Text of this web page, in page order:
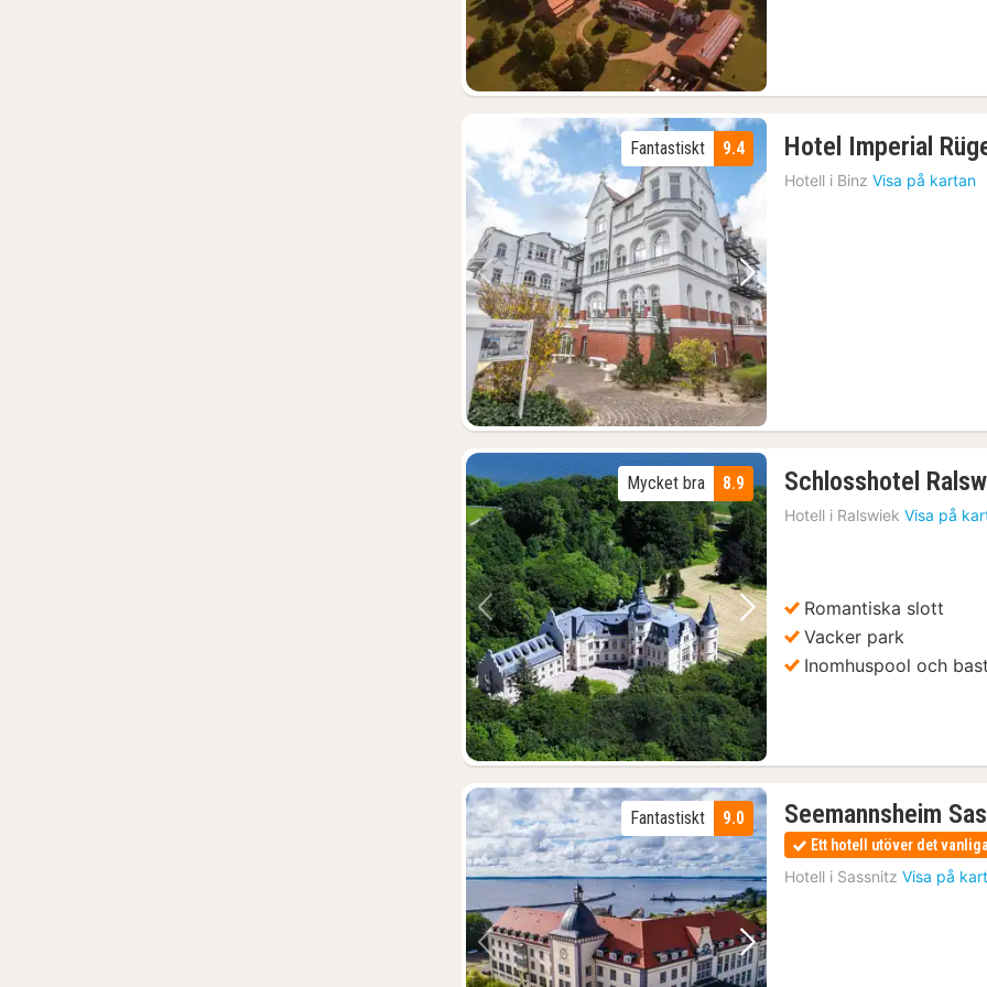
Föregående bild Nästa bild
9.4
Fantastiskt Hotel Imperial
Hotell i Binz Visa på kartan
Föregående bild Nästa bild
8.9
Mycket bra Schlosshotel
Hotell i Ralswiek Visa på
Romantiska slott
Vacker park
Inomhuspool och
Föregående bild Nästa bild
9.0
Fantastiskt Seemannsheim
Ett hotell utöver det vanliga
Hotell i Sassnitz Visa på